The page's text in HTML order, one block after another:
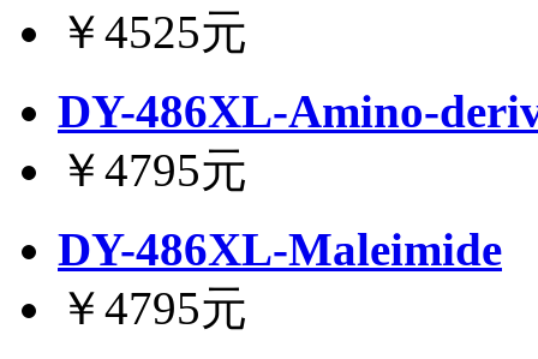
￥4525元
DY-486XL-Amino-
￥4795元
DY-486XL-Maleimide
￥4795元